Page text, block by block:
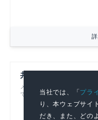
当社では、「プラ
り、本ウェブサイ
だき、また、どの
共同通信リアルタイム
メディアに提供している記
できる広報部門必見のニュ